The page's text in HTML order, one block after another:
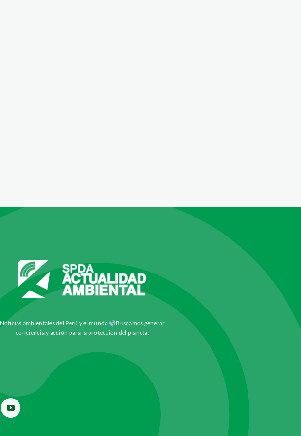
Noticias ambientales del Perú y el mundo
Buscamos generar
conciencia y acción para la protección del planeta.